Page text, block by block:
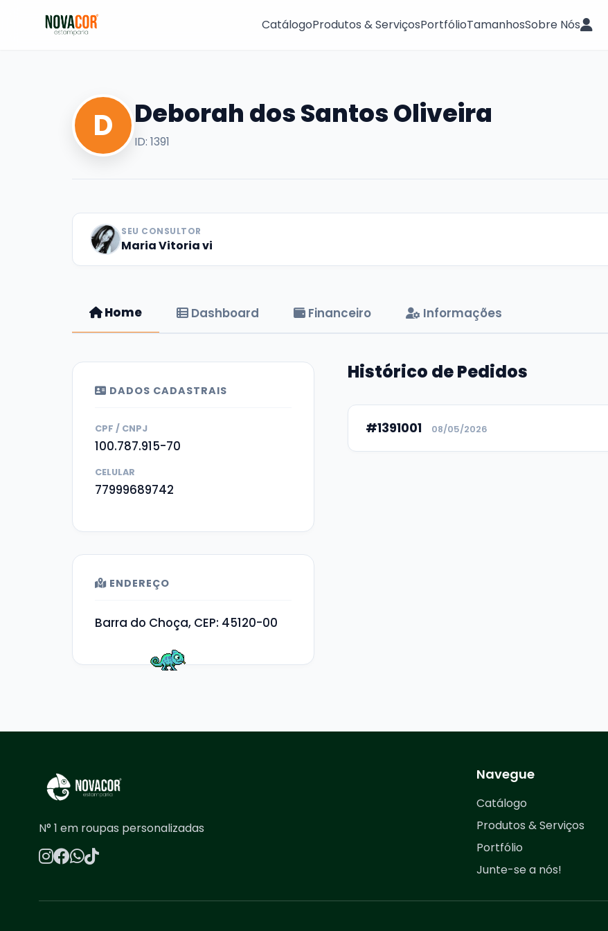
CatálogoProdutos & ServiçosPortfólioTamanhosSobre Nós
D Deborah dos Santos Oliveira
ID: 1391
SEU CONSULTOR
Maria Vitoria vi
Home Dashboard Financeiro Informações
DADOS CADASTRAIS
CPF / CNPJ
100.787.915-70
CELULAR
77999689742
ENDEREÇO
Barra do Choça, CEP: 45120-00
Histórico de Pedidos
#1391001 08/05/2026
N° 1 em roupas personalizadas
Navegue
Catálogo
Produtos & Serviços
Portfólio
Junte-se a nós!